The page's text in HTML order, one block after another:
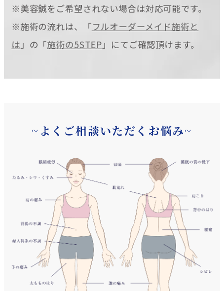
※美容鍼をご希望されない場合は対応可能です。
※施術の流れは、「フルオーダーメイド施術と
は 」の「施術の5STEP 」にてご確認頂けます。
~よくご相談いただくお悩み~